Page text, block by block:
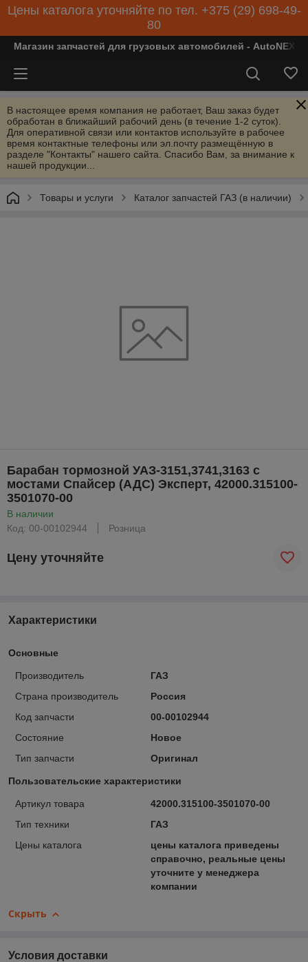
Цены каталога уточняйте по тел. +375 (29) 698-49-
80
Магазин запчастей для грузовых автомобилей - AutoNEXT
В настоящее время компания не работает, Ваш заказ будет
обработан в ближайший рабочий день (в течение 1-2 суток).
Для оперативной связи или контактов используйте в рабочее
время контактные телефоны или эл.почту размещённую в
разделе "Контакты" нашего сайта. Спасибо Вам, за внимание к
нашей продукции...
Товары и услуги Каталог запчастей ГАЗ (в наличии)
Барабан тормозной УАЗ-3151,3741,3163 с
мостами Спайсер (АДС) Эксперт, 42000.315100-
3501070-00
В наличии
Код: 00-00102944
Розница
Цену уточняйте
Характеристики
Основные
Производитель
ГАЗ
Страна производитель
Россия
Код запчасти
00-00102944
Состояние
Новое
Тип запчасти
Оригинал
Пользовательские характеристики
Артикул товара
42000.315100-3501070-00
Тип техники
ГАЗ
Цены каталога
цены каталога приведены
справочно, реальные цены
уточните у менеджера
компании
Скрыть
Условия доставки